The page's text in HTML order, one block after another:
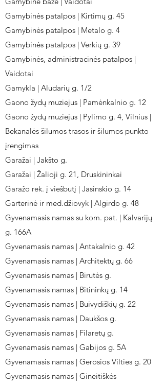
Gamybinės patalpos | Kirtimų g. 45
Gamybinės patalpos | Metalo g. 4
Gamybinės patalpos | Verkių g. 39
Gamybinės, administracinės patalpos |
Vaidotai
Gamykla | Aludarių g. 1/2
Gaono žydų muziejus | Pamėnkalnio g. 12
Gaono žydų muziejus | Pylimo g. 4, Vilnius |
Bekanalės šilumos trasos ir šilumos punkto
įrengimas
Garažai | Jakšto g.
Garažai | Žalioji g. 21, Druskininkai
Garažo rek. į viešbutį | Jasinskio g. 14
Garterinė ir med.džiovyk | Algirdo g. 48
Gyvenamasis namas su kom. pat. | Kalvarijų
g. 166A
Gyvenamasis namas | Antakalnio g. 42
Gyvenamasis namas | Architektų g. 66
Gyvenamasis namas | Birutės g.
Gyvenamasis namas | Bitininkų g. 14
Gyvenamasis namas | Buivydiškių g. 22
Gyvenamasis namas | Daukšos g.
Gyvenamasis namas | Filaretų g.
Gyvenamasis namas | Gabijos g. 5A
Gyvenamasis namas | Gerosios Vilties g. 20
Gyvenamasis namas | Gineitiškės